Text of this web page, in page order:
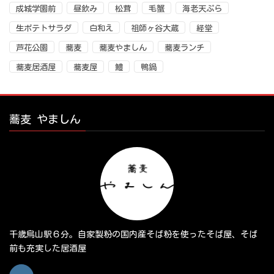
成城学園前 昼飲み 松茸 毛蟹 海老天ぷら
生ポテトサラダ 白和え 祖師ヶ谷大蔵 経堂
芦花公園 蕎麦 蕎麦やましん 蕎麦ランチ
蕎麦居酒屋 蕎麦屋 鱧 鴨鍋
蕎麦 やましん
千歳烏山駅６分。自家製粉の国内産そば粉を使ったそば屋、そば
前も充実した居酒屋